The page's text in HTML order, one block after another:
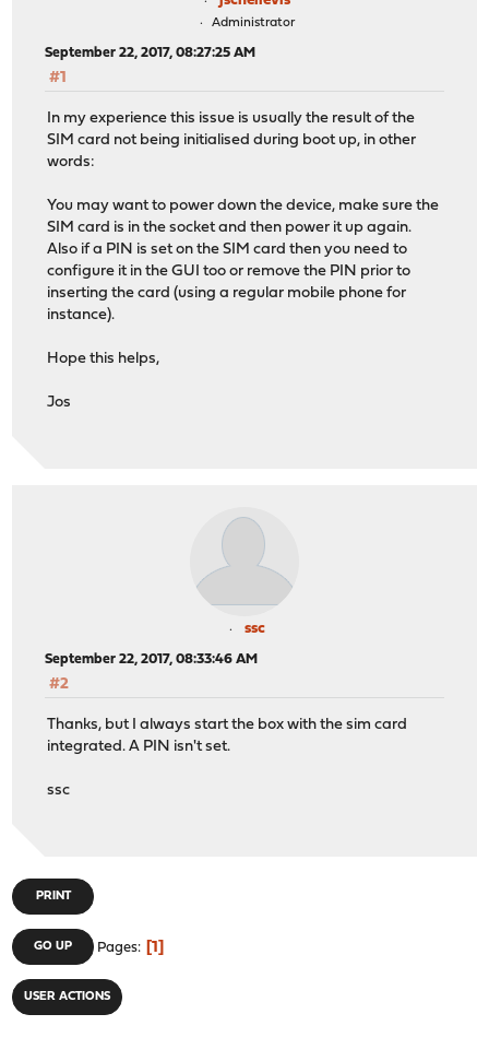
Administrator
September 22, 2017, 08:27:25 AM
#1
In my experience this issue is usually the result of the
SIM card not being initialised during boot up, in other
words:
You may want to power down the device, make sure the
SIM card is in the socket and then power it up again.
Also if a PIN is set on the SIM card then you need to
configure it in the GUI too or remove the PIN prior to
inserting the card (using a regular mobile phone for
instance).
Hope this helps,
Jos
ssc
September 22, 2017, 08:33:46 AM
#2
Thanks, but I always start the box with the sim card
integrated. A PIN isn't set.
ssc
PRINT
GO UP Pages 1
USER ACTIONS